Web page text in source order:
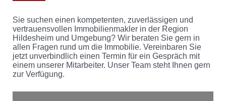
Sie suchen einen kompetenten, zuverlässigen und
vertrauensvollen Immobilienmakler in der Region
Hildesheim und Umgebung? Wir beraten Sie gern in
allen Fragen rund um die Immobilie. Vereinbaren Sie
jetzt unverbindlich einen Termin für ein Gespräch mit
einem unserer Mitarbeiter. Unser Team steht Ihnen gern
zur Verfügung.